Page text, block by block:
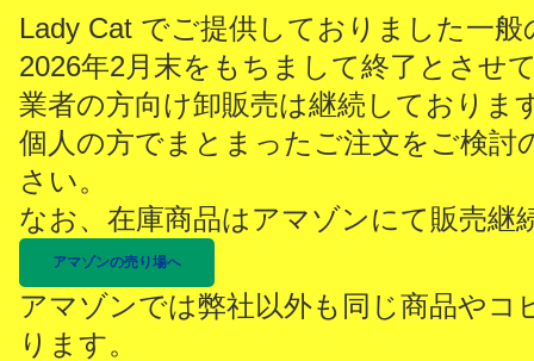
Lady Cat でご提供しておりました一
2026年2月末をもちまして終了とさせ
業者の方向け卸販売は継続しておりま
個人の方でまとまったご注文をご検討
さい。
なお、在庫商品はアマゾンにて販売継
アマゾンの売り場へ
アマゾンでは弊社以外も同じ商品やコ
ります。